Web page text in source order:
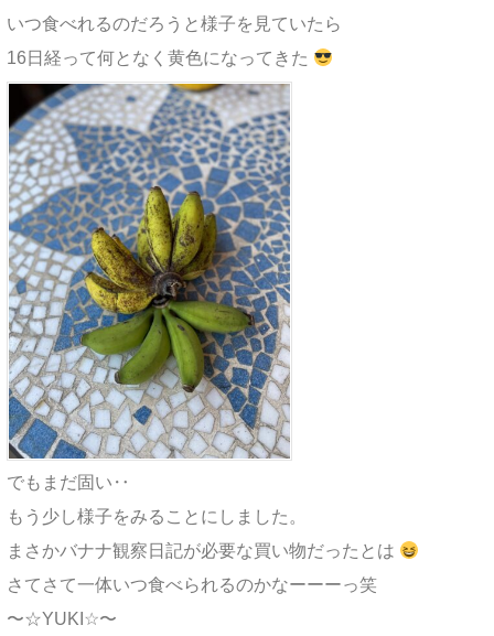
いつ食べれるのだろうと様子を見ていたら
16日経って何となく黄色になってきた
でもまだ固い‥
もう少し様子をみることにしました。
まさかバナナ観察日記が必要な買い物だったとは
さてさて一体いつ食べられるのかなーーーっ笑
〜☆YUKI☆〜